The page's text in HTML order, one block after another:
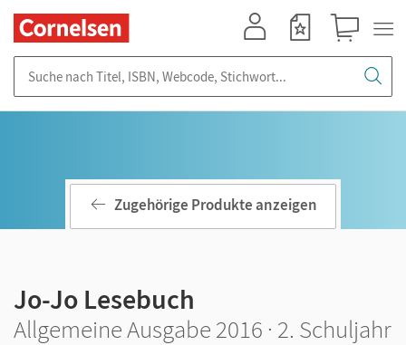
Zugehörige Produkte anzeigen
Jo-Jo Lesebuch
Allgemeine Ausgabe 2016 · 2. Schuljahr